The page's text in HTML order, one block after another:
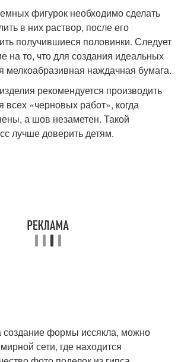
фигурок необходимо сделать
в них раствор, после его
получившиеся половинки. Следует
на то, что для создания идеальных
мелкоабразивная наждачная бумага.
рекомендуется производить
«черновых работ», когда
а шов незаметен. Такой
лучше доверить детям.
создание формы иссякла, можно
сети, где находится